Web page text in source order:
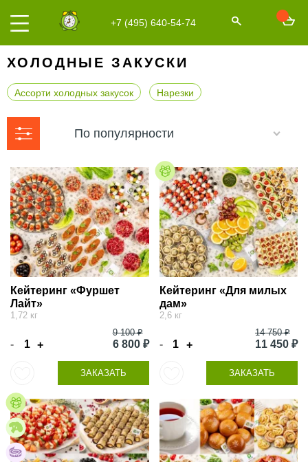
+7 (495) 640-54-74
ХОЛОДНЫЕ ЗАКУСКИ
Ассорти холодных закусок Нарезки
По популярности
Кейтеринг «Фуршет
Лайт»
1,72 кг
- +
9 100 ₽
6 800 ₽
ЗАКАЗАТЬ
Кейтеринг «Для милых
дам»
2,6 кг
- +
14 750 ₽
11 450 ₽
ЗАКАЗАТЬ